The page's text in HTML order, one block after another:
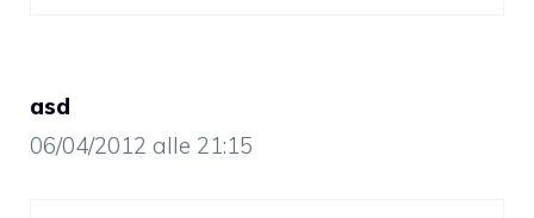
asd
06/04/2012 alle 21:15